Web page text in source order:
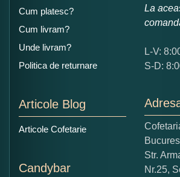
Ce nota acordati acestui produs?
5
Copiati alaturi numarul din imagine:
Cum platesc?
Cum livram?
Unde livram?
Politica de returnare
Articole Blog
Articole Cofetarie
Candybar
La
L-V:
S-D:
Str.
Nr.25,